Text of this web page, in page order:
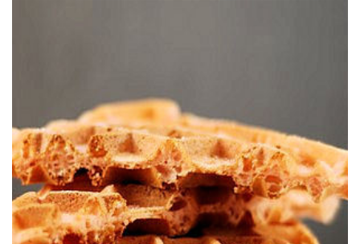
Unos gofres sencillos y delicados con el color tan especial de los
Biscuits Roses de Reims.